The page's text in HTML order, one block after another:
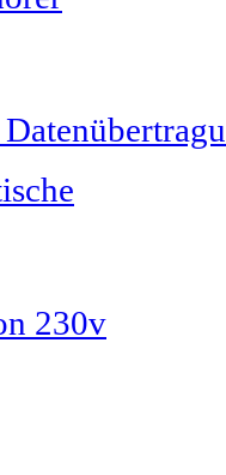
230v